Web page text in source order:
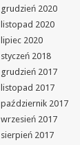
grudzień 2020
listopad 2020
lipiec 2020
styczeń 2018
grudzień 2017
listopad 2017
październik 2017
wrzesień 2017
sierpień 2017